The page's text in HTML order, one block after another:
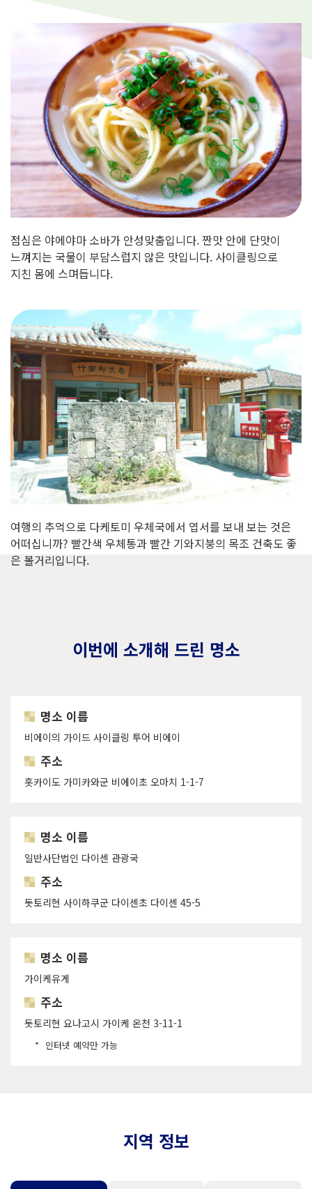
점심은 야에야마 소바가 안성맞춤입니다. 짠맛 안에 단맛이
느껴지는 국물이 부담스럽지 않은 맛입니다. 사이클링으로
지친 몸에 스며듭니다.
여행의 추억으로 다케토미 우체국에서 엽서를 보내 보는 것은
어떠십니까? 빨간색 우체통과 빨간 기와지붕의 목조 건축도 좋
은 볼거리입니다.
이번에 소개해 드린 명소
명소 이름
비에이의 가이드 사이클링 투어 비에이
주소
홋카이도 가미카와군 비에이초 오마치 1-1-7
명소 이름
일반사단법인 다이센 관광국
주소
돗토리현 사이하쿠군 다이센초 다이센 45-5
명소 이름
가이케유게
주소
돗토리현 요나고시 가이케 온천 3-11-1
인터넷 예약만 가능
지역 정보